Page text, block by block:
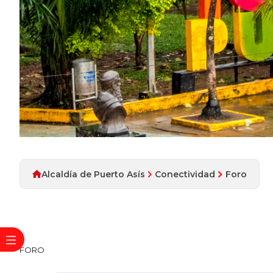
Alcaldía de Puerto Asís Conectividad Foro
​FORO